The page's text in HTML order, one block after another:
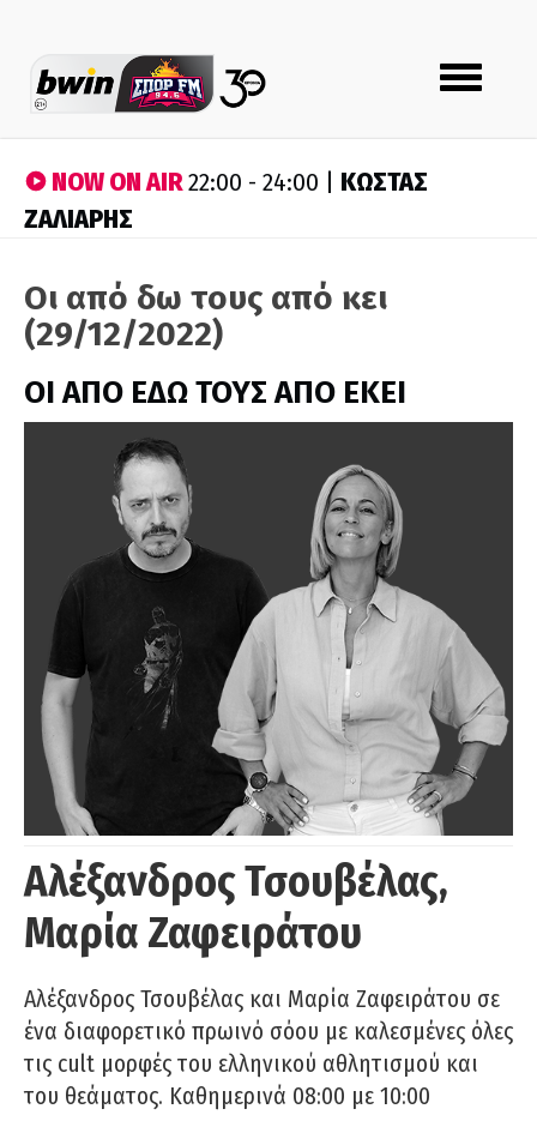
Toggle
navigation
NOW ON AIR22:00 - 24:00 | ΚΩΣΤΑΣ
ΖΑΛΙΑΡΗΣ
Οι από δω τους από κει
(29/12/2022)
ΟΙ ΑΠΟ ΕΔΩ ΤΟΥΣ ΑΠΟ ΕΚΕΙ
Αλέξανδρος Τσουβέλας,
Μαρία Ζαφειράτου
Αλέξανδρος Τσουβέλας και Μαρία Ζαφειράτου σε
ένα διαφορετικό πρωινό σόου με καλεσμένες όλες
τις cult μορφές του ελληνικού αθλητισμού και
του θεάματος. Καθημερινά 08:00 με 10:00